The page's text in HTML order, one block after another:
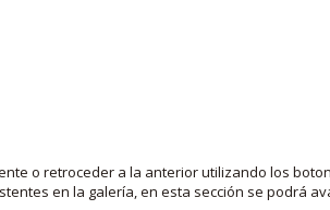
o retroceder a la anterior utilizando los
en la galería, en esta sección se podrá